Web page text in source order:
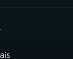
aba)